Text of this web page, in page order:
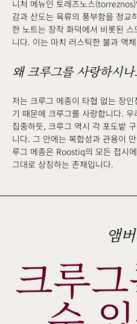
감과 산도는 육류의 풍부함을 정
한 노트는 장작 화덕에서 비롯된
니다. 이는 마치 러스틱한 불과 액
왜 크루그를 사랑하시
저는 크루그 메종이 타협 없는 장
기 때문에 크루그를 사랑합니다.
집중하듯, 크루그 역시 각 포도밭
니다. 그 안에는 복합성과 관용이
루그 메종은 Roostiq의 모든 접시
그대로 상징하는 존재입니다.
앰
크루